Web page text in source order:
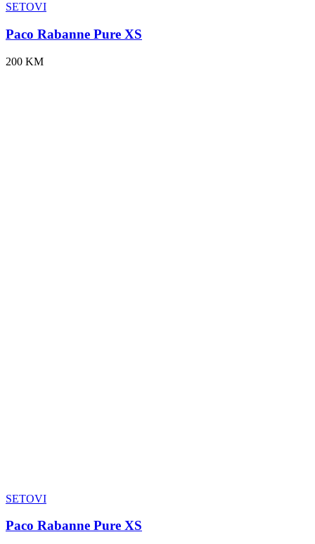
SETOVI
Paco Rabanne Pure XS
200 KM
SETOVI
Paco Rabanne Pure XS